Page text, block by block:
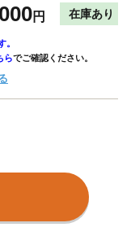
円 在庫あり
。
らでご確認ください。